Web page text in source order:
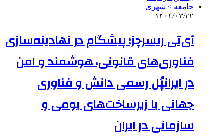
جامعه > شهری
۱۴۰۴/۰۳/۲۲
آی‌تی ریسرچز؛ پیشگام در نهادینه‌سازی
فناوری‌های قانونی، هوشمند و امن
در ایرانپُل رسمی دانش و فناوری
جهانی با زیرساخت‌های بومی و
سازمانی در ایران